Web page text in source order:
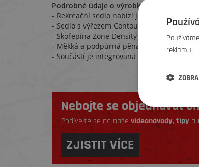
Podrobné údaje o výrobku
- Rekreační sedlo nabízí jezdcům pohodlí
- Sedlo s výřezem Contour Relief Zone
- Skořepina Zone Density zajišťuje
- Měkká a podpůrná pěna zaručuje
- Součástí je integrovaná rukojeť.
Nebojte se objednávat
Podívejte se na naše videonávody, tipy a
ZJISTIT VÍCE
reklamu.